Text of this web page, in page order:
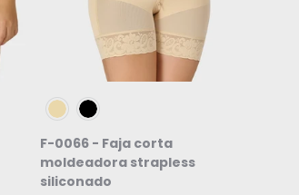
F-0066 - Faja corta
moldeadora strapless
siliconado
ELEGIR OPCIONES